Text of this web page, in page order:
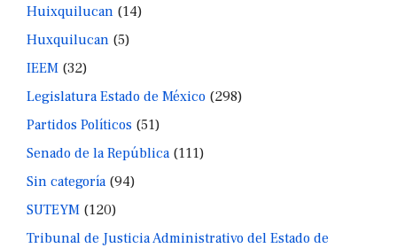
Huixquilucan (14)
Huxquilucan (5)
IEEM (32)
Legislatura Estado de México (298)
Partidos Políticos (51)
Senado de la República(111)
Sin categoría(94)
SUTEYM (120)
Tribunal de Justicia Administrativo del Estado de